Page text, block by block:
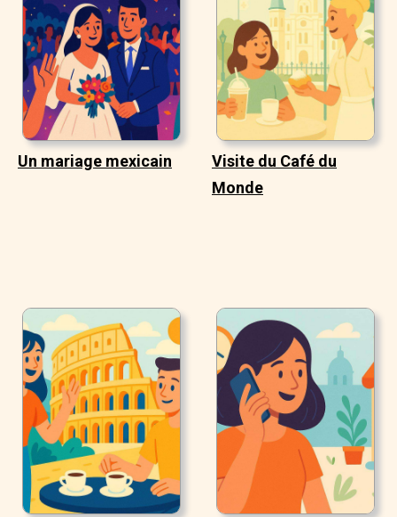
Un mariage mexicain
Visite du Café du
Monde